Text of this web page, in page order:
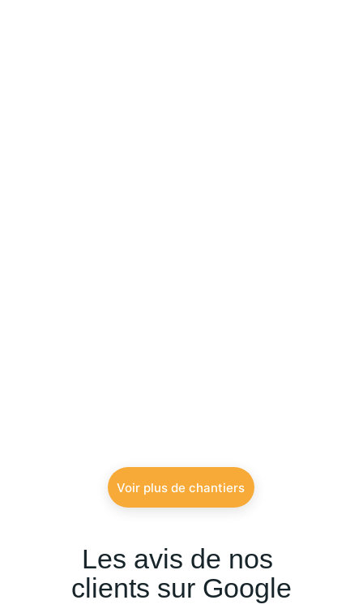
Voir plus de chantiers
Les avis de nos
clients sur Google